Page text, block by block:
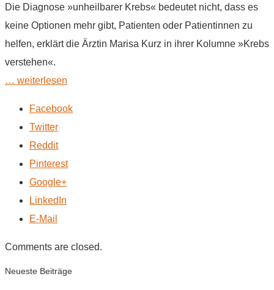
Die Diagnose »unheilbarer Krebs« bedeutet nicht, dass es
keine Optionen mehr gibt, Patienten oder Patientinnen zu
helfen, erklärt die Ärztin Marisa Kurz in ihrer Kolumne »Krebs
verstehen«.
… weiterlesen
Facebook
Twitter
Reddit
Pinterest
Google+
LinkedIn
E-Mail
Comments are closed.
Neueste Beiträge